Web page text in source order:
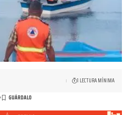
1 LECTURA MÍNIMA